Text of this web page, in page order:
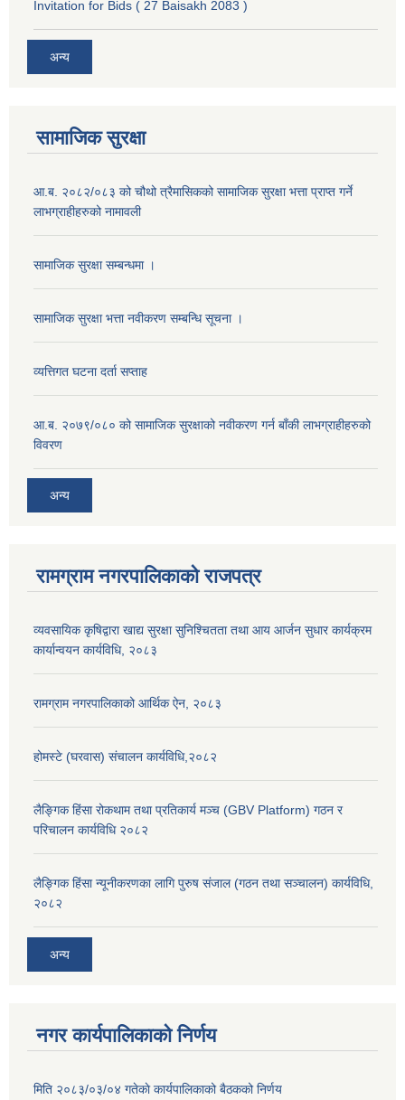
Invitation for Bids ( 27 Baisakh 2083 )
अन्य
सामाजिक सुरक्षा
आ.ब. २०८२/०८३ को चौथो त्रैमासिकको सामाजिक सुरक्षा भत्ता प्राप्त गर्ने
लाभग्राहीहरुको नामावली
सामाजिक सुरक्षा सम्बन्धमा ।
सामाजिक सुरक्षा भत्ता नवीकरण सम्बन्धि सूचना ।
व्यत्तिगत घटना दर्ता सप्ताह
आ.ब. २०७९/०८० को सामाजिक सुरक्षाको नवीकरण गर्न बाँकी लाभग्राहीहरुको
विवरण
अन्य
रामग्राम नगरपालिकाको राजपत्र
व्यवसायिक कृषिद्वारा खाद्य सुरक्षा सुनिश्चितता तथा आय आर्जन सुधार कार्यक्रम
कार्यान्वयन कार्यविधि, २०८३
रामग्राम नगरपालिकाको आर्थिक ऐन, २०८३
होमस्टे (घरवास) संचालन कार्यविधि,२०८२
लैङ्गिक हिंसा रोकथाम तथा प्रतिकार्य मञ्च (GBV Platform) गठन र
परिचालन कार्यविधि २०८२
लैङ्गिक हिंसा न्यूनीकरणका लागि पुरुष संजाल (गठन तथा सञ्चालन) कार्यविधि,
२०८२
अन्य
नगर कार्यपालिकाको निर्णय
मिति २०८३/०३/०४ गतेकाे कार्यपालिकाको बैठकको निर्णय